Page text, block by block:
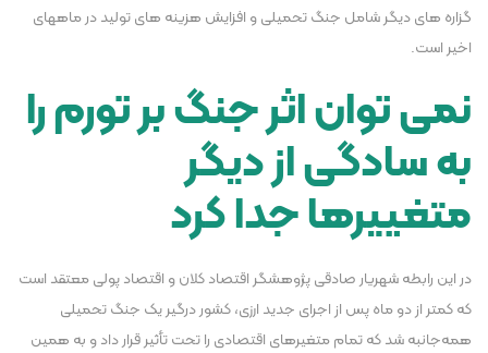
گزاره های دیگر شامل جنگ تحمیلی و افزایش هزینه های تولید در ماههای
اخیر است.
نمی توان اثر جنگ بر تورم را
به سادگی از دیگر
متغییرها جدا کرد
در این رابطه شهریار صادقی پژوهشگر اقتصاد کلان و اقتصاد پولی معتقد است
که کمتر از دو ماه پس از اجرای جدید ارزی، کشور درگیر یک جنگ تحمیلی
همه‌جانبه شد که تمام متغیرهای اقتصادی را تحت تأثیر قرار داد و به همین